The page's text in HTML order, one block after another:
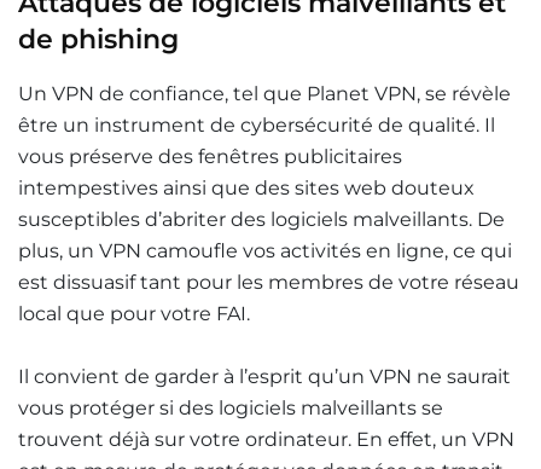
de phishing
Un VPN de confiance, tel que Planet VPN, se révèle
être un instrument de cybersécurité de qualité. Il
vous préserve des fenêtres publicitaires
intempestives ainsi que des sites web douteux
susceptibles d’abriter des logiciels malveillants. De
plus, un VPN camoufle vos activités en ligne, ce qui
est dissuasif tant pour les membres de votre réseau
local que pour votre FAI.
Il convient de garder à l’esprit qu’un VPN ne saurait
vous protéger si des logiciels malveillants se
trouvent déjà sur votre ordinateur. En effet, un VPN